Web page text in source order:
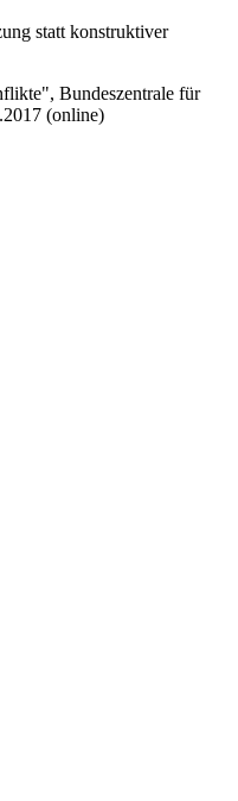
statt konstruktiver
Bundeszentrale für
(online)